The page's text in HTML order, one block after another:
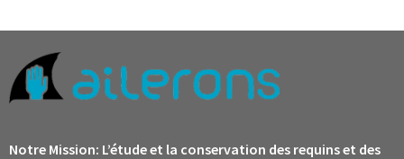
Notre Mission: L’étude et la conservation des requins et des